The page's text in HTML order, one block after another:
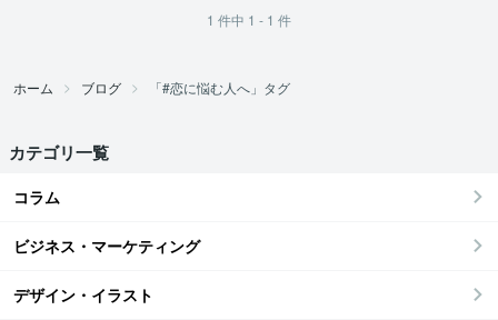
1 件中 1 - 1 件
ホーム ブログ 「#恋に悩む人へ」タグ
カテゴリ一覧
コラム
ビジネス・マーケティング
デザイン・イラスト